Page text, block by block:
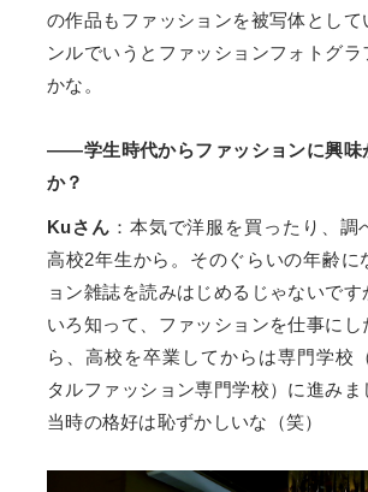
の作品もファッションを被写体として
ンルでいうとファッションフォトグ
かな。
――学生時代からファッションに興味
か？
Kuさん ：本気で洋服を買ったり、調
高校2年生から。そのぐらいの年齢に
ョン雑誌を読みはじめるじゃないです
いろ知って、ファッションを仕事に
ら、高校を卒業してからは専門学校
タルファッション専門学校）に進みま
当時の格好は恥ずかしいな（笑）